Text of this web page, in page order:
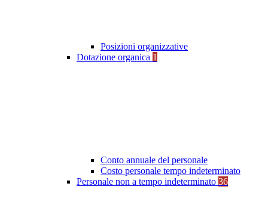
Posizioni organizzative
Dotazione organica 1
Conto annuale del personale
Costo personale tempo indeterminato
Personale non a tempo indeterminato 36